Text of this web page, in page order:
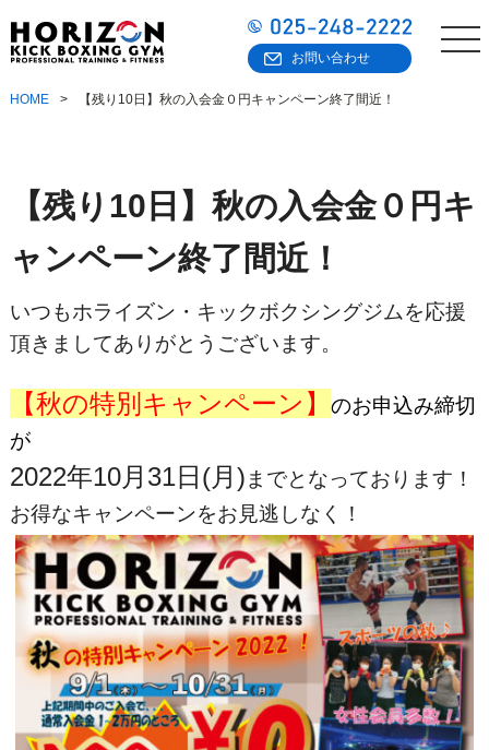
お問い合わせ
HOME 【残り10日】秋の入会金０円キャンペーン終了間近！
【残り10日】秋の入会金０円キ
ャンペーン終了間近！
いつもホライズン・キックボクシングジムを応援
頂きましてありがとうございます。
【秋の特別キャンペーン】
のお申込み締切
が
2022年10月31日(月) までとなっております！
お得なキャンペーンをお見逃しなく！